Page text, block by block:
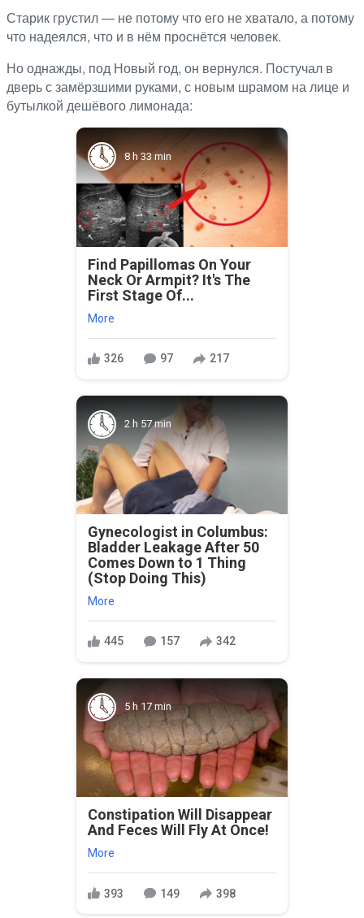
Старик грустил — не потому что его не хватало, а потому
что надеялся, что и в нём проснётся человек.
Но однажды, под Новый год, он вернулся. Постучал в
дверь с замёрзшими руками, с новым шрамом на лице и
бутылкой дешёвого лимонада:
8 h 33 min
Find Papillomas On Your
Neck Or Armpit? It's The
First Stage Of...
More
326 97 217
2 h 57 min
Gynecologist in Columbus:
Bladder Leakage After 50
Comes Down to 1 Thing
(Stop Doing This)
More
445 157 342
5 h 17 min
Constipation Will Disappear
And Feces Will Fly At Once!
More
393 149 398